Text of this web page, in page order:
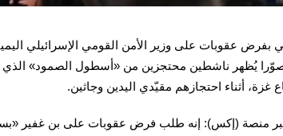
بفرض عقوبات على وزير الأمن القومي الإسرائيلي
يُظهر ناشطين محتجزين من «أسطول الصمود» الذي
غزة، أثناء احتجازهم مقيّدي اليدين وجاثين.
عبر منصة (إكس): إنه طلب فرض عقوبات على بن غفير